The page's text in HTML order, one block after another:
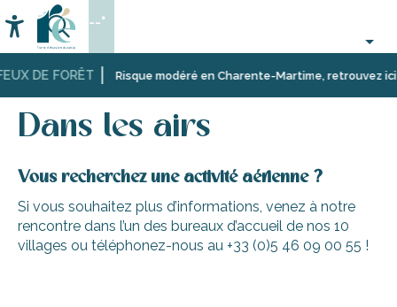
au
contenu
principal
DE FORÊT Risque modéré en Charente-Martime, retrouvez ici
Accessibilité
Recherche
--°
Accueil
Activités,
et
Sport
sensation
Dans les airs
Dans les airs
Vous recherchez une activité aérienne ?
Si vous souhaitez plus d’informations, venez à notre
rencontre dans l’un des bureaux d’accueil de nos 10
villages ou téléphonez-nous au +33 (0)5 46 09 00 55 !